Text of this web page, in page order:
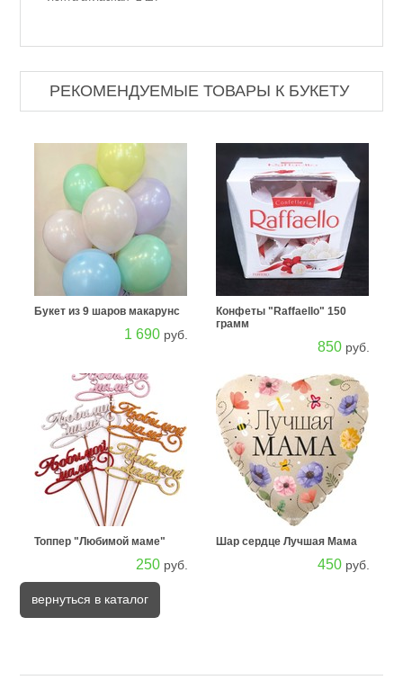
РЕКОМЕНДУЕМЫЕ ТОВАРЫ К БУКЕТУ
Букет из 9 шаров макарунс
1 690руб.
Конфеты "Raffaello" 150
грамм
850руб.
Топпер "Любимой маме"
250руб.
Шар сердце Лучшая Мама
450руб.
вернуться в каталог